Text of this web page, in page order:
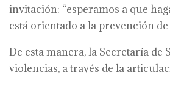
invitación: “esperamos a que
está orientado a la prevención
De esta manera, la Secretaría
violencias, a través de la